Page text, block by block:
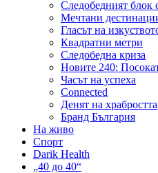
Следобедният блок
Мечтани
Гласът на
Квадратни метри
Следобедна криза
Новите 240:
Часът на успеха
Connected
Денят на храбростта
Бранд България
На живо
Спорт
Darik Health
„40 до 40“